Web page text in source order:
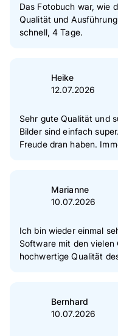
Das Fotobuch war, wie
Qualität und
schnell, 4 Tage.
Heike
12.07.2026
Sehr gute Qualität und
Bilder sind einfach
Freude dran haben.
Marianne
10.07.2026
Ich bin wieder einmal
Software mit den vielen
hochwertige Qualität
Bernhard
10.07.2026